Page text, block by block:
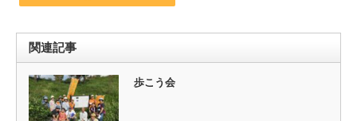
関連記事
歩こう会